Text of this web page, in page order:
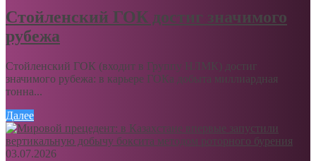
Стойленский ГОК достиг значимого
рубежа
Стойленский ГОК (входит в Группу НЛМК) достиг
значимого рубежа: в карьере ГОКа добыта миллиардная
тонна...
Далее
03.07.2026